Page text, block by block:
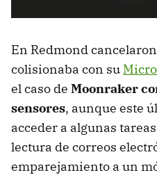
En Redmond
colisionaba con su
el caso de Moonraker
sensores, aunque este
acceder a algunas
lectura de correos
emparejamiento a un